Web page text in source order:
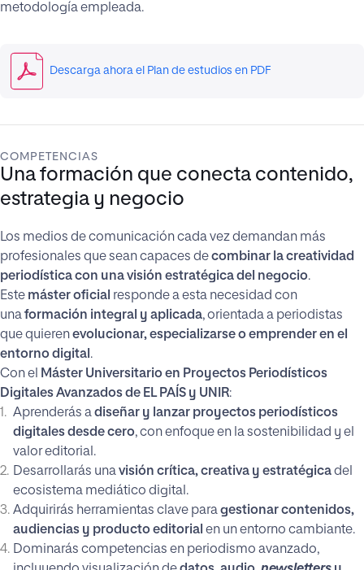
metodología empleada.
Descarga ahora el Plan de estudios en PDF
COMPETENCIAS
Una formación que conecta contenido,
estrategia y negocio
Los medios de comunicación cada vez demandan más
profesionales que sean capaces decombinar la creatividad
periodística con una visión estratégica del negocio.
Este máster oficial responde a esta necesidad con
unaformación integral y aplicada, orientada a periodistas
que quierenevolucionar, especializarse o emprender en el
entorno digital .
Con el
Máster Universitario en Proyectos Periodísticos
Digitales Avanzados de EL PAÍS y UNIR:
Aprenderás adiseñar y lanzar proyectos periodísticos
digitales desde cero, con enfoque en la sostenibilidad y el
valor editorial.
Desarrollarás unavisión crítica, creativa y estratégicadel
ecosistema mediático digital.
Adquirirás herramientas clave paragestionar contenidos,
audiencias y producto editorial en un entorno cambiante.
Dominarás competencias en periodismo avanzado,